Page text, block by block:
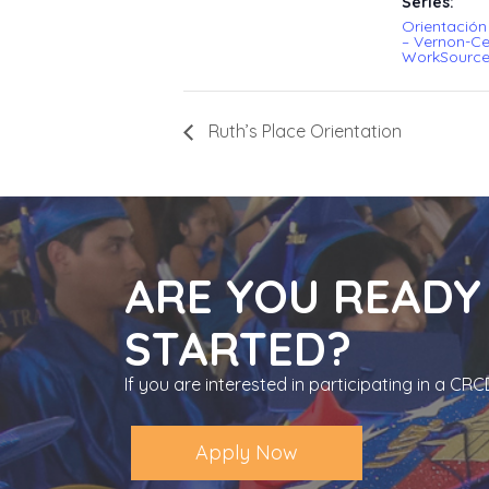
– Vernon-
Ruth’s Place Orientation
ARE YOU
STARTED?
If you are interested in participating in a
Apply Now